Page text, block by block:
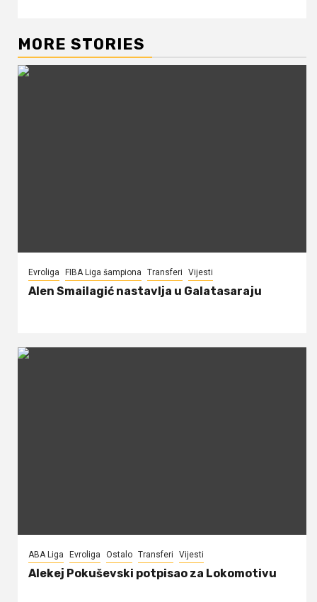
MORE STORIES
Evroliga FIBA Liga šampiona Transferi Vijesti
Alen Smailagić nastavlja u Galatasaraju
ABA Liga Evroliga Ostalo Transferi Vijesti
Alekej Pokuševski potpisao za Lokomotivu